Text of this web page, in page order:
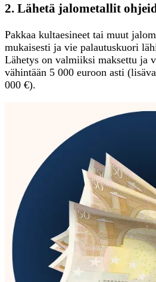
2. Lähetä jalometallit
Pakkaa kultaesineet tai muut
mukaisesti ja vie palautuskuori
Lähetys on valmiiksi maksettu ja
vähintään 5 000 euroon asti
000 €).